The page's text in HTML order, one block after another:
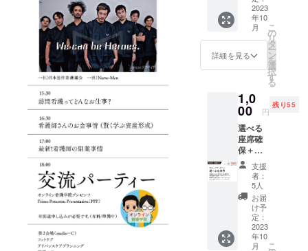
分に誇りを
持って、楽
続けられる
てほしい。
そして、看
護師の人材
不足を解消
したい。
こんな思い
でコミュニ
ティ作りを
してきまし
た。
込めた
お礼
メール
を送り
ます。
※受付で
CAMPF
画面を
見せて
くださ
い。 ※
ナース
祭：
2023年
10月14
日(土)
15日
(日)、1
枚で両
日参加
いただ
2023
年10
月
詳細を見る
こ
の
リ
タ
ー
ン
を
選
択
す
る
1,0
00 円
残り55
選べる
座席確
保＋参
加チ
ケット
＝1000
円 ス
テージ
コンテ
ンツの
中から1
支援
者：
5人
お届
け予
定：
2023
年10
月
こ